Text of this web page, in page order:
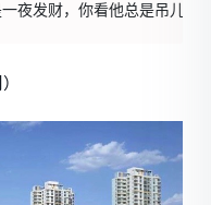
夜发财，你看他总是吊儿